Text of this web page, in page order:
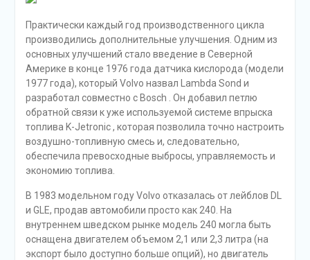
Практически каждый год производственного цикла
производились дополнительные улучшения. Одним из
основных улучшений стало введение в Северной
Америке в конце 1976 года датчика кислорода (модели
1977 года), который Volvo назвал Lambda Sond и
разработал совместно с Bosch . Он добавил петлю
обратной связи к уже используемой системе впрыска
топлива K-Jetronic , которая позволила точно настроить
воздушно-топливную смесь и, следовательно,
обеспечила превосходные выбросы, управляемость и
экономию топлива.
В 1983 модельном году Volvo отказалась от лейблов DL
и GLE, продав автомобили просто как 240. На
внутреннем шведском рынке модель 240 могла быть
оснащена двигателем объемом 2,1 или 2,3 литра (на
экспорт было доступно больше опций), но двигатель